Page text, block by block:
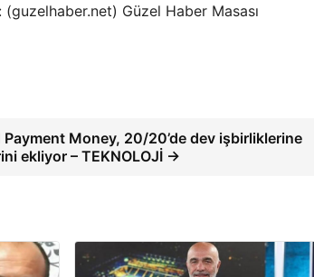
Güzel Haber Masası
Payment Money, 20/20’de dev işbirliklerine
ekliyor – TEKNOLOJİ →